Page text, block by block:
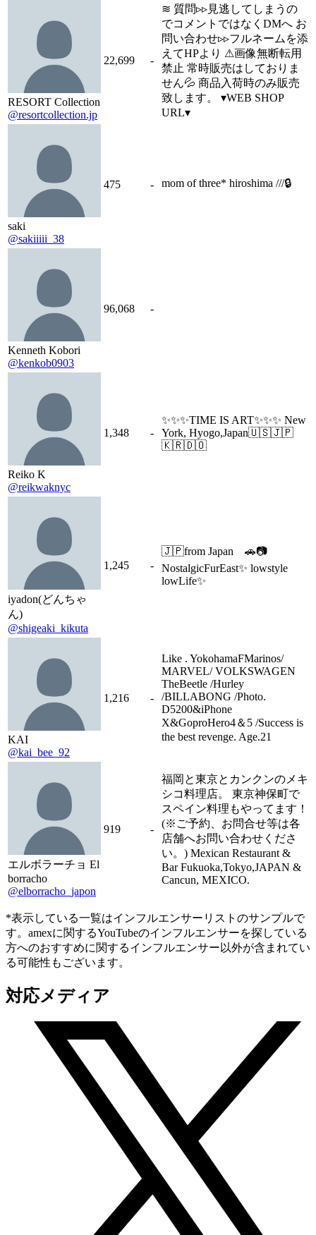
RESORT Collection
@resortcollection.jp
22,699 -
≋ 質問▹▹見逃してしまうの
でコメントではなくDMへ お
問い合わせ▹▹フルネームを添
えてHPより ⚠︎画像無断転用
禁止 常時販売はしておりま
せん💦 商品入荷時のみ販売
致します。 ▾WEB SHOP
URL▾
saki
@sakiiiii_38
475 - mom of three* hiroshima ///🔒
Kenneth Kobori
@kenkob0903
96,068 -
Reiko K
@reikwaknyc
1,348 -
✨✨✨TIME IS ART✨✨✨ New
York, Hyogo,Japan🇺🇸🇯🇵
🇰🇷🇩🇴
iyadon(どんちゃ
ん)
@shigeaki_kikuta
1,245 -
🇯🇵from Japan 🚗📷
NostalgicFurEast✨ lowstyle
lowLife✨
KAI
@kai_bee_92
1,216 -
Like . YokohamaFMarinos/
MARVEL/ VOLKSWAGEN
TheBeetle /Hurley
/BILLABONG /Photo.
D5200&iPhone
X&GoproHero4＆5 /Success is
the best revenge. Age.21
エルボラーチョ El
borracho
@elborracho_japon
919 -
福岡と東京とカンクンのメキ
シコ料理店。 東京神保町で
スペイン料理もやってます！
(※ご予約、お問合せ等は各
店舗へお問い合わせくださ
い。) Mexican Restaurant &
Bar Fukuoka,Tokyo,JAPAN &
Cancun, MEXICO.
*表示している一覧はインフルエンサーリストのサンプルで
す。amexに関するYouTubeのインフルエンサーを探している
方へのおすすめに関するインフルエンサー以外が含まれてい
る可能性もございます。
対応メディア